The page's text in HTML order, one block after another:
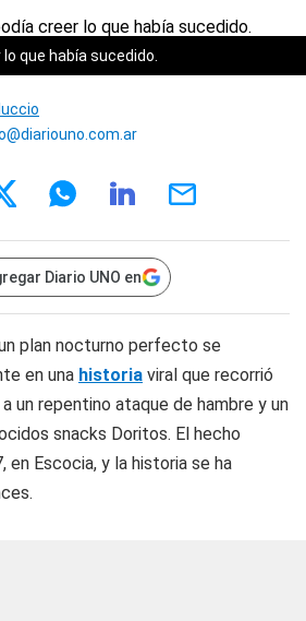
que había sucedido.
Diario UNO en
plan nocturno perfecto se
en una historia viral que recorrió
un repentino ataque de hambre y un
snacks Doritos. El hecho
en Escocia, y la historia se ha